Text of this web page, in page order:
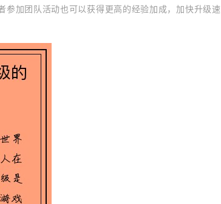
加团队活动也可以获得更高的经验加成，加快升级速